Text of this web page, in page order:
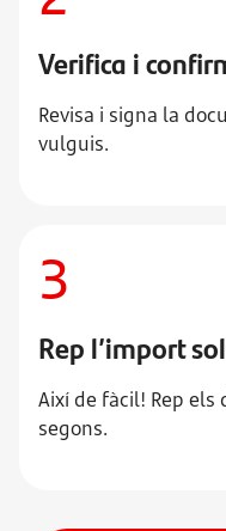
Verifica i
Revisa i signa la
vulguis.
3
Rep l’import
Així de fàcil! Rep
segons.